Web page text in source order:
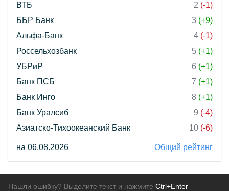
ВТБ
2 (-1)
ББР Банк
3 (+9)
Альфа-Банк
4 (-1)
Россельхозбанк
5 (+1)
УБРиР
6 (+1)
Банк ПСБ
7 (+1)
Банк Инго
8 (+1)
Банк Уралсиб
9 (-4)
Азиатско-Тихоокеанский Банк
10 (-6)
на 06.08.2026 Общий рейтинг
Нашли ошибку? Выделите текст и нажмите Ctrl+Enter